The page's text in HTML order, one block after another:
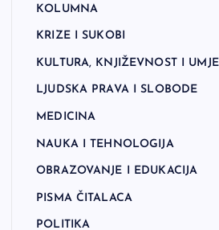
KOLUMNA
KRIZE I SUKOBI
KULTURA, KNJIŽEVNOST I
LJUDSKA PRAVA I SLOBODE
MEDICINA
NAUKA I TEHNOLOGIJA
OBRAZOVANJE I EDUKACIJA
PISMA ČITALACA
POLITIKA